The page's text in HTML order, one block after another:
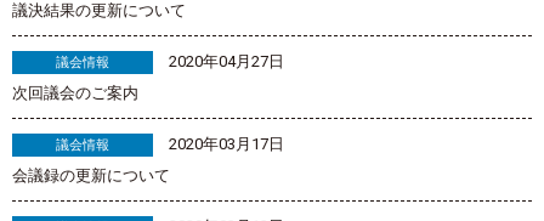
議決結果の更新について
議会情報
2020年04月27日
次回議会のご案内
議会情報
2020年03月17日
会議録の更新について